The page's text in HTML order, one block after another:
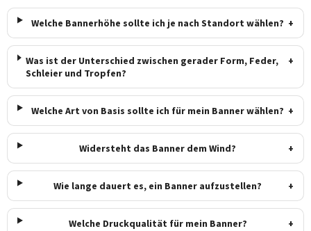
Welche Bannerhöhe sollte ich je nach Standort wählen? +
Was ist der Unterschied zwischen gerader Form, Feder,
Schleier und Tropfen?
+
Welche Art von Basis sollte ich für mein Banner wählen? +
Widersteht das Banner dem Wind? +
Wie lange dauert es, ein Banner aufzustellen? +
Welche Druckqualität für mein Banner? +